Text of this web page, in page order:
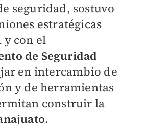
seguridad, sostuvo
estratégicas
y con el
de Seguridad
en intercambio de
y de herramientas
construir la
.